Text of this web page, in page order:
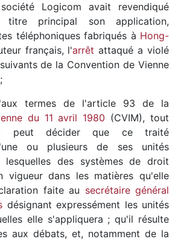
Logicom avait revendiqué
titre principal son application,
téléphoniques fabriqués à Hong-
français, l'arrêt attaqué a violé
de la Convention de Vienne
;
termes de l'article 93 de la
du 11 avril 1980 (CVIM), tout
peut décider que ce traité
ou plusieurs de ses unités
lesquelles des systèmes de droit
vigueur dans les matières qu'elle
faite au secrétaire général
désignant expressément les unités
elle s'appliquera ; qu'il résulte
aux débats, et, notamment de la